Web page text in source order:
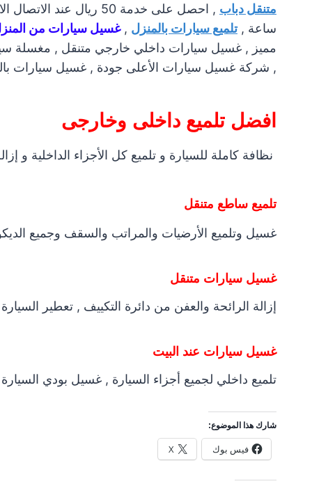
متنقل دباب , احصل على خدمة 50 ريال عند الاتصال الان على خدمة التلميع ,
ساعة ,تلميع سيارات بالمنزل ,غسيل سيارات من
مميز , غسيل سيارات داخلي خارجي متنقل , مغسلة
, شركة غسيل سيارات الأعلى جودة , غسيل سيارات
افضل تلميع داخلى وخارجى
نظافة كاملة للسيارة و تلميع كل الأجزاء الداخلية و
تلميع ساطع متنقل
غسيل وتلميع الأرضيات والمراتب والسقف وجميع
غسيل سيارات متنقل
إزالة الرائحة والعفن من دائرة التكييف , تعطير
غسيل سيارات عند البيت
تلميع داخلي لجميع أجزاء السيارة , غسيل بودي
شارك هذا الموضوع:
فيس بوك X